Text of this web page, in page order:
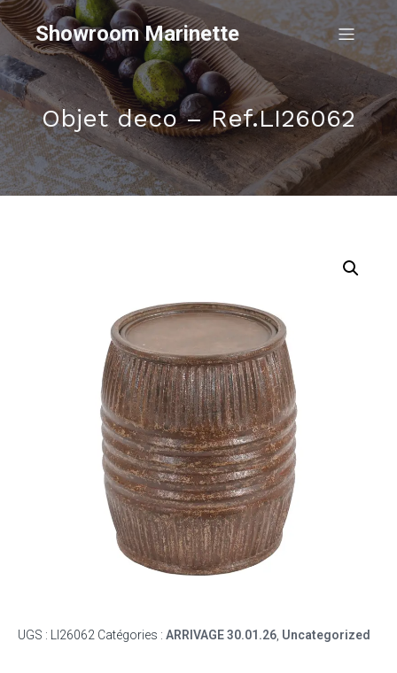
Showroom Marinette
Objet deco – Ref.LI26062
UGS : LI26062 Catégories : ARRIVAGE 30.01.26 Uncategorized